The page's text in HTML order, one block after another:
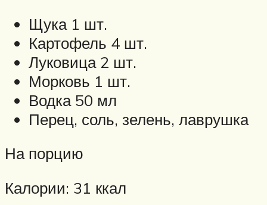
Щука 1 шт.
Картофель 4 шт.
Луковица 2 шт.
Морковь 1 шт.
Водка 50 мл
Перец, соль, зелень, лаврушка
На порцию
Калории: 31 ккал